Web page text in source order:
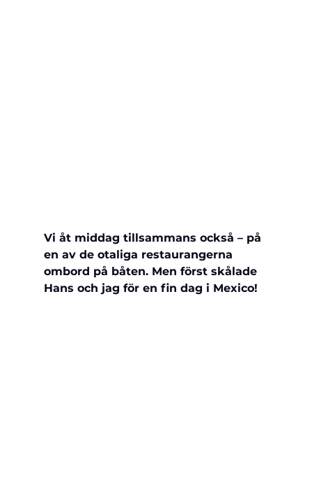
Vi åt middag tillsammans också – på
en av de otaliga restaurangerna
ombord på båten. Men först skålade
Hans och jag för en fin dag i Mexico!